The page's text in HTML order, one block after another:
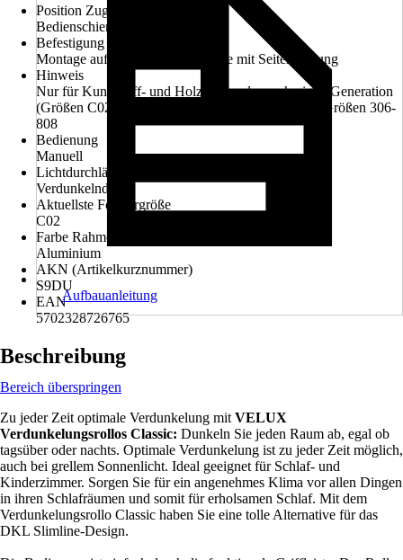
Position Zugvorrichtung
Bedienschiene
Befestigung
Montage auf dem Flügel, Montage mit Seitenführung
Hinweis
Nur für Kunststoff- und Holzfenster der vorherigen Generation
(Größen C02-U08), sowie der älteren Holzfenster-Größen 306-
808
Bedienung
Manuell
Lichtdurchlässigkeit
Verdunkelnd
Aktuellste Fenstergröße
C02
Farbe Rahmen
Aluminium
AKN (Artikelkurznummer)
S9DU
EAN
5702328726765
Aufbauanleitung
Beschreibung
Bereich überspringen
Zu jeder Zeit optimale Verdunkelung mit VELUX
Verdunkelungsrollos Classic: Dunkeln Sie jeden Raum ab, egal ob
tagsüber oder nachts. Optimale Verdunkelung ist zu jeder Zeit möglich,
auch bei grellem Sonnenlicht. Ideal geeignet für Schlaf- und
Kinderzimmer. Sorgen Sie für ein angenehmes Klima vor allen Dingen
in ihren Schlafräumen und somit für erholsamen Schlaf. Mit dem
Verdunkelungsrollo Classic haben Sie eine tolle Alternative für das
DKL Slimline-Design.